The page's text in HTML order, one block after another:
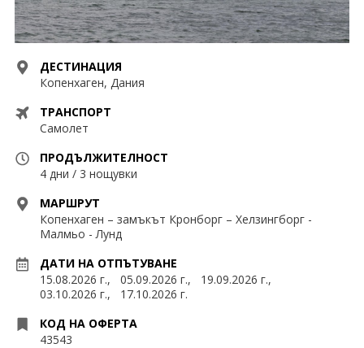
Екскурзии ОАЕ
Екскурзии Португалия
Екскурзии Румъния
Екскурзии Русия
Екскурзии Сърбия
Екскурзии Турция
Екскурзии Унгария
Екскурзии Франция
Екскурзии Хърватия
Екскурзии Чехия
0878 63 98 89
ДЕСТИНАЦИЯ
Копенхаген, Дания
ТРАНСПОРТ
Самолет
ПРОДЪЛЖИТЕЛНОСТ
4 дни / 3 нощувки
МАРШРУТ
Копенхаген – замъкът Кронборг – Хелзингборг -
Малмьо - Лунд
ДАТИ НА ОТПЪТУВАНЕ
15.08.2026 г., 05.09.2026 г., 19.09.2026 г.,
03.10.2026 г., 17.10.2026 г.
КОД НА ОФЕРТА
43543